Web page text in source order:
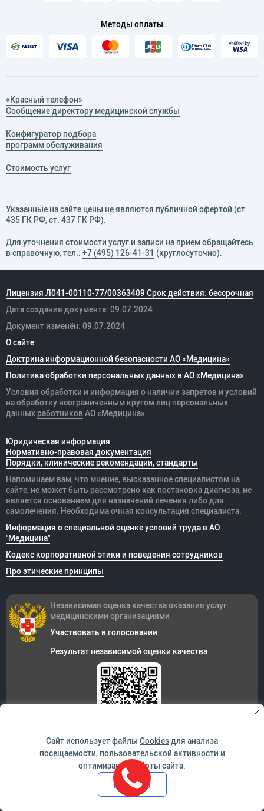
Методы оплаты
«Красный телефон»
Сообщение директору медицинской службы
Конфигуратор подбора
программ обслуживания
Стоимость услуг
Указанные на сайте цены не являются публичной офертой (ст.
435 ГК РФ, cт. 437 ГК РФ).
Для уточнения стоимости услуг и записи на прием обращайтесь
в справочную, тел.: +7 (495) 126-41-31 (круглосуточно).
Лицензия Л041-00110-77/00363409 Срок действия: бессрочная
Дата создания документа: 09.07.2024
Документ изменён: 09.07.2024
О сайте
Доктрина информационной безопасности АО «Медицина»
Политика обработки персональных данных в АО «Медицина»
Условия обработки и информация о наличии запретов и условий
на обработку неограниченным кругом лиц персональных
данных работников АО «Медицина»
Юридическая информация
Нормативно-правовая документация
Порядки, клинические рекомендации, стандарты
Напоминаем вам, что мнение, высказанное специалистом на
сайте, не может быть рассмотрено как постановка диагноза, не
является основанием для назначений лечения либо для
самолечения. Необходима очная консультация специалиста.
Информация о специальной оценке условий труда в АО
"Медицина"
Кодекс корпоративной этики и поведения сотрудников
Про этические принципы
Корпоративные интернет ресурсы
Онкологический центр «София»
Стоматологическая клиника
Независимая оценка качества оказания услуг
медицинскими организациями
Участвовать в голосовании
Результат независимой оценки качества
Сайт использует файлы Cookiesдля анализа
посещаемости, пользовательской активности и
оптимизации работы сайта.
Принять